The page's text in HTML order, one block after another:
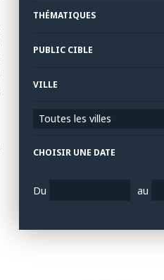
THÉMATIQUES
PUBLIC CIBLE
VILLE
Toutes les villes
CHOISIR UNE DATE
Du au